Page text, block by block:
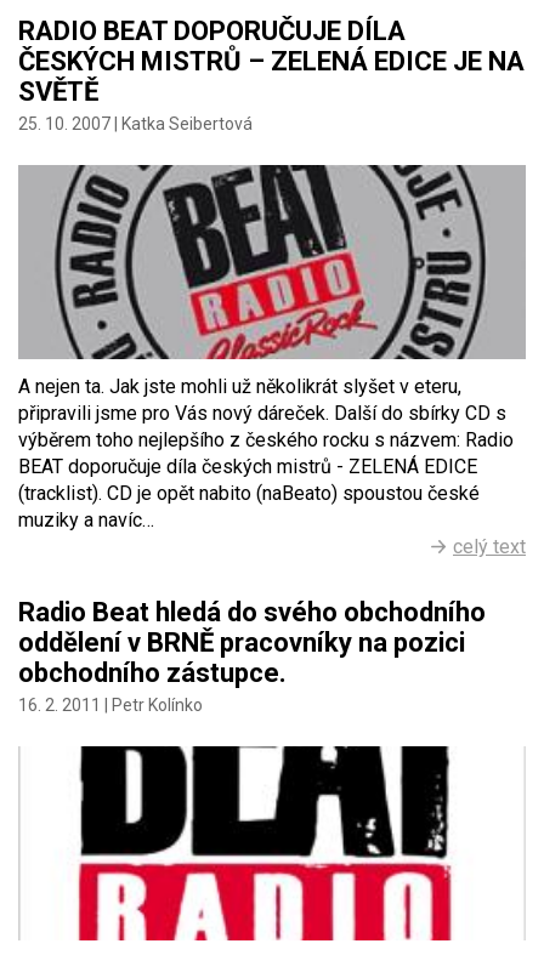
RADIO BEAT DOPORUČUJE DÍLA
ČESKÝCH MISTRŮ – ZELENÁ EDICE JE NA
SVĚTĚ
25. 10. 2007 | Katka Seibertová
A nejen ta. Jak jste mohli už několikrát slyšet v eteru,
připravili jsme pro Vás nový dáreček. Další do sbírky CD s
výběrem toho nejlepšího z českého rocku s názvem: Radio
BEAT doporučuje díla českých mistrů - ZELENÁ EDICE
(tracklist). CD je opět nabito (naBeato) spoustou české
muziky a navíc…
celý text
Radio Beat hledá do svého obchodního
oddělení v BRNĚ pracovníky na pozici
obchodního zástupce.
16. 2. 2011 | Petr Kolínko